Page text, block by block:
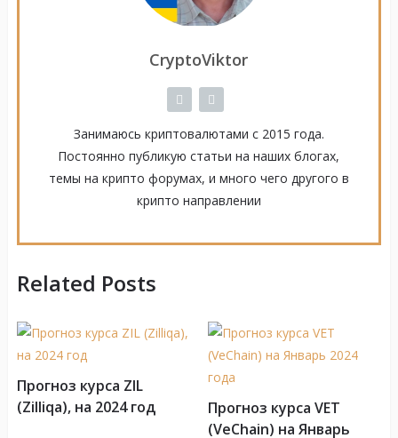
CryptoViktor
Занимаюсь криптовалютами с 2015 года.
Постоянно публикую статьи на наших блогах,
темы на крипто форумах, и много чего другого в
крипто направлении
Related Posts
Прогноз курса ZIL
(Zilliqa), на 2024 год
Прогноз курса VET
(VeChain) на Январь